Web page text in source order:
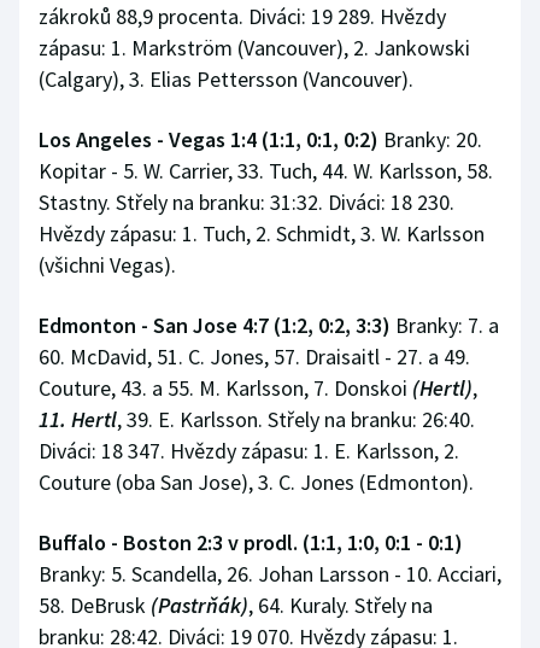
zákroků 88,9 procenta. Diváci: 19 289. Hvězdy
zápasu: 1. Markström (Vancouver), 2. Jankowski
(Calgary), 3. Elias Pettersson (Vancouver).
Los Angeles - Vegas 1:4 (1:1, 0:1, 0:2) Branky: 20.
Kopitar - 5. W. Carrier, 33. Tuch, 44. W. Karlsson, 58.
Stastny. Střely na branku: 31:32. Diváci: 18 230.
Hvězdy zápasu: 1. Tuch, 2. Schmidt, 3. W. Karlsson
(všichni Vegas).
Edmonton - San Jose 4:7 (1:2, 0:2, 3:3) Branky: 7. a
60. McDavid, 51. C. Jones, 57. Draisaitl - 27. a 49.
Couture, 43. a 55. M. Karlsson, 7. Donskoi (Hertl),
11. Hertl, 39. E. Karlsson. Střely na branku: 26:40.
Diváci: 18 347. Hvězdy zápasu: 1. E. Karlsson, 2.
Couture (oba San Jose), 3. C. Jones (Edmonton).
Buffalo - Boston 2:3 v prodl. (1:1, 1:0, 0:1 - 0:1)
Branky: 5. Scandella, 26. Johan Larsson - 10. Acciari,
58. DeBrusk (Pastrňák), 64. Kuraly. Střely na
branku: 28:42. Diváci: 19 070. Hvězdy zápasu: 1.